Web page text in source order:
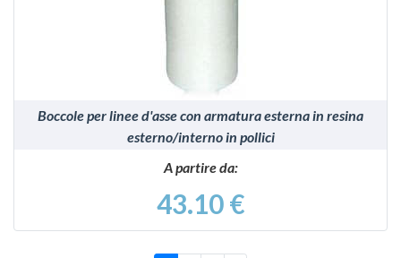
Boccole per linee d'asse con armatura esterna in resina
esterno/interno in pollici
A partire da:
43.10 €